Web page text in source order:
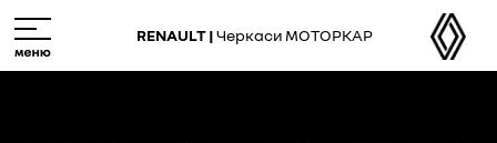
to
main
RENAULT |Черкаси МОТОРКАР